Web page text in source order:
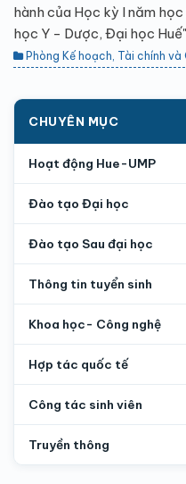
hành của Học kỳ I năm
học Y - Dược, Đại học Huế"
Phòng Kế hoạch, Tài chính
CHUYÊN MỤC
Hoạt động Hue-UMP
Đào tạo Đại học
Đào tạo Sau đại học
Thông tin tuyển sinh
Khoa học- Công nghệ
Hợp tác quốc tế
Công tác sinh viên
Truyền thông